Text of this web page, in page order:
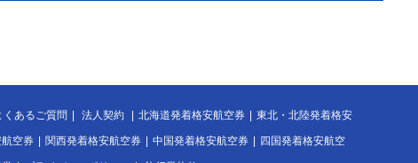
くあるご質問 法人契約 北海道発着格安航空券 東北・北陸発着格安
空券 関西発着格安航空券 中国発着格安航空券 四国発着格安航空